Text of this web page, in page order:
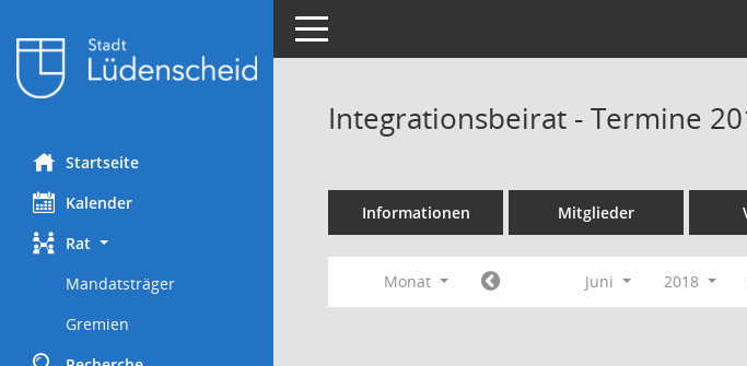
Startseite
Kalender
Rat
Mandatsträger
Gremien
Toggle navigation
Integrationsbeirat - Termine
Informationen Mitglieder
Monat Juni 2018